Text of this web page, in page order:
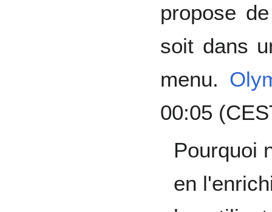
propose
soit dans
menu.
00:05
Pourquoi
en